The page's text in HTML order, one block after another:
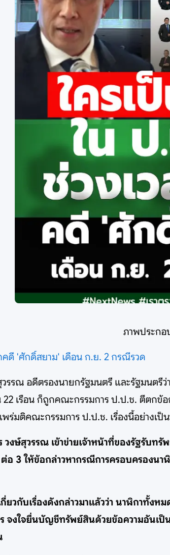
ภาพประกอ
คดี 'ศักดิ์สยาม' เดือน ก.ย. 2 กรณีรวด
รรณ อดีตรองนายกรัฐมนตรี และรัฐมนตรี
เรือน ก็ถูกคณะกรรมการ ป.ป.ช. ตีตก
ร่มติคณะกรรมการ ป.ป.ช. เรื่องนี้อย่างเป็
งษ์สุวรรณ เข้าข่ายเจ้าหน้าที่ของรัฐรับ
3 ให้ข้อกล่าวหากรณีการครอบครองน
ยวกับเรื่องดังกล่าวมาแล้วว่า นาฬิกาทั้
จงใจยื่นบัญชีทรัพย์สินด้วยข้อความอันเ